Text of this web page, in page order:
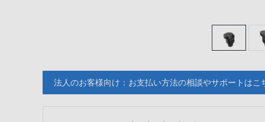
法人のお客様向け：お支払い方法の相談やサポートはこ